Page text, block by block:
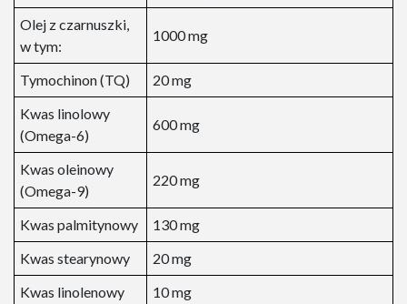
Olej z czarnuszki,
w tym:
1000 mg
Tymochinon (TQ)
20 mg
Kwas linolowy
(Omega-6)
600 mg
Kwas oleinowy
(Omega-9)
220 mg
Kwas palmitynowy
130 mg
Kwas stearynowy
20 mg
Kwas linolenowy
10 mg